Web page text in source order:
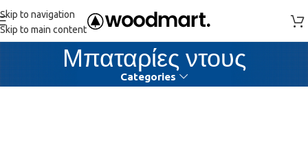
Skip to navigation
Skip to main content
Μπαταρίες ντους
Categories